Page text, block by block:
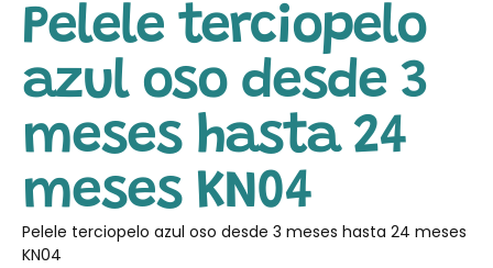
Pelele terciopelo
azul oso desde 3
meses hasta 24
meses KN04
Pelele terciopelo azul oso desde 3 meses hasta 24 meses
KN04